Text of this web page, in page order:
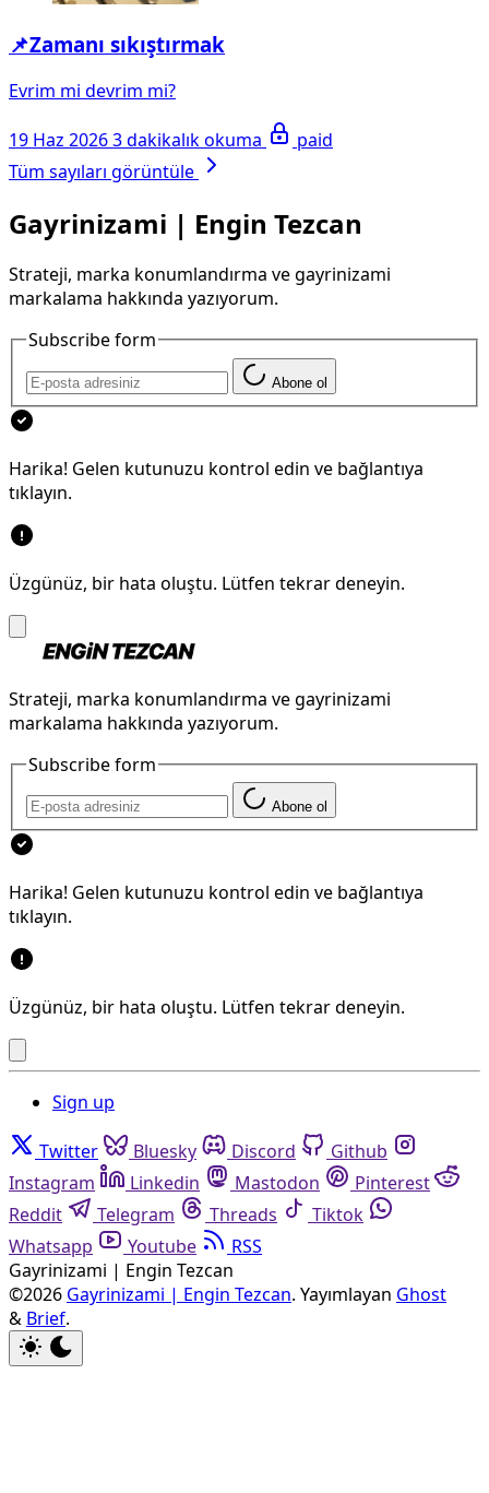
📌Zamanı sıkıştırmak
Evrim mi devrim mi?
19 Haz 20263 dakikalık okuma
paid
Tüm sayıları görüntüle
Gayrinizami | Engin Tezcan
Strateji, marka konumlandırma ve gayrinizami
markalama hakkında yazıyorum.
Subscribe form
Abone ol
Harika! Gelen kutunuzu kontrol edin ve bağlantıya
tıklayın.
Üzgünüz, bir hata oluştu. Lütfen tekrar deneyin.
Strateji, marka konumlandırma ve gayrinizami
markalama hakkında yazıyorum.
Subscribe form
Abone ol
Harika! Gelen kutunuzu kontrol edin ve bağlantıya
tıklayın.
Üzgünüz, bir hata oluştu. Lütfen tekrar deneyin.
Sign up
Twitter Bluesky Discord
Github
Instagram
Linkedin Mastodon
Pinterest
Reddit
Telegram Threads
Tiktok
Whatsapp
Youtube
RSS
Gayrinizami | Engin Tezcan
©2026 Gayrinizami | Engin Tezcan. Yayımlayan Ghost
& Brief.